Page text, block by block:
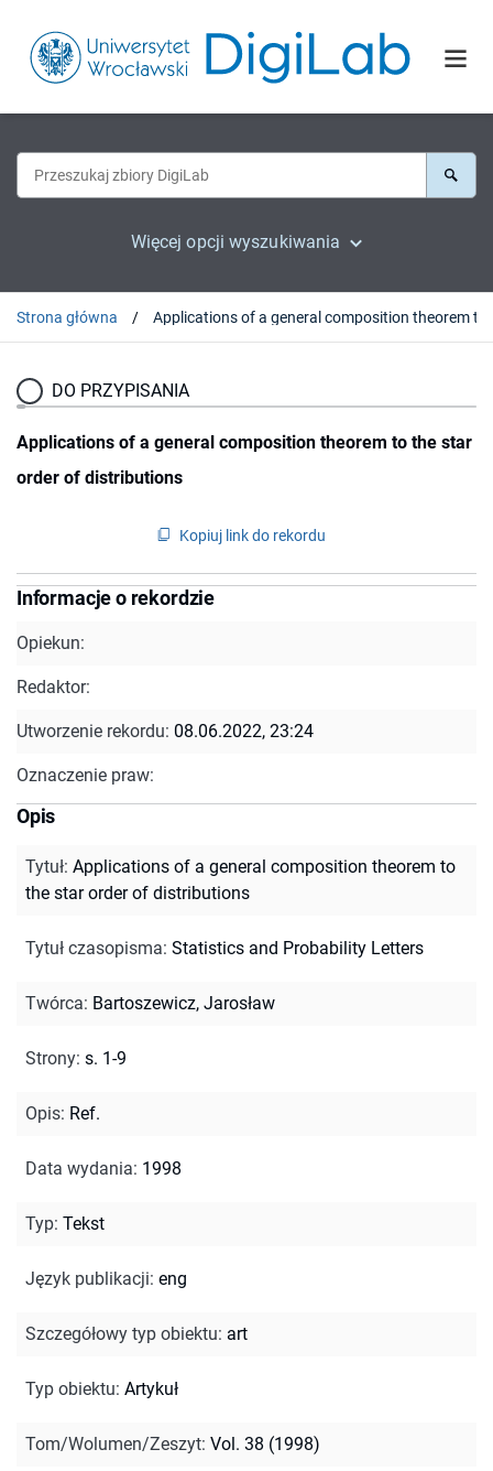
Więcej opcji wyszukiwania
Strona główna
DO PRZYPISANIA
Applications of a general composition theorem to the star
order of distributions
Kopiuj link do rekordu
Informacje o rekordzie
Opiekun:
Redaktor:
Utworzenie rekordu: 08.06.2022, 23:24
Oznaczenie praw:
Opis
Tytuł: Applications of a general composition theorem to
the star order of distributions
Tytuł czasopisma: Statistics and Probability Letters
Twórca: Bartoszewicz, Jarosław
Strony: s. 1-9
Opis: Ref.
Data wydania: 1998
Typ: Tekst
Język publikacji: eng
Szczegółowy typ obiektu: art
Typ obiektu: Artykuł
Tom/Wolumen/Zeszyt: Vol. 38 (1998)